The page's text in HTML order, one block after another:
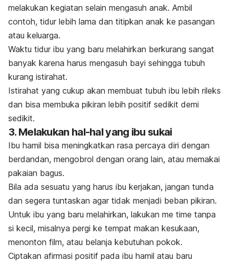
melakukan kegiatan selain mengasuh anak. Ambil
contoh, tidur lebih lama dan titipkan anak ke pasangan
atau keluarga.
Waktu tidur ibu yang baru melahirkan berkurang sangat
banyak karena harus mengasuh bayi sehingga tubuh
kurang istirahat.
Istirahat yang cukup akan membuat tubuh ibu lebih rileks
dan bisa membuka pikiran lebih positif sedikit demi
sedikit.
3. Melakukan hal-hal yang ibu sukai
Ibu hamil bisa meningkatkan rasa percaya diri dengan
berdandan, mengobrol dengan orang lain, atau memakai
pakaian bagus.
Bila ada sesuatu yang harus ibu kerjakan, jangan tunda
dan segera tuntaskan agar tidak menjadi beban pikiran.
Untuk ibu yang baru melahirkan, lakukan me time tanpa
si kecil, misalnya pergi ke tempat makan kesukaan,
menonton film, atau belanja kebutuhan pokok.
Ciptakan afirmasi positif pada ibu hamil atau baru